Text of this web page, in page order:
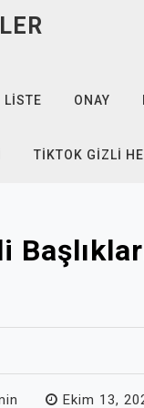
LISTE ONAY
TIKTOK GIZLI
Ekim 13,